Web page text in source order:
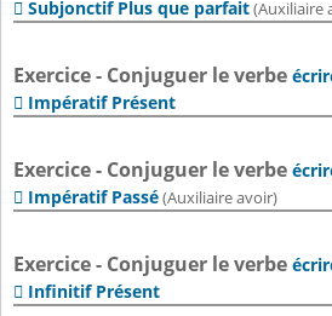
 Subjonctif Plus que parfait(Auxiliaire
Exercice - Conjuguer le verbe
 Impératif Présent
Exercice - Conjuguer le verbe
 Impératif Passé(Auxiliaire avoir)
Exercice - Conjuguer le verbe
 Infinitif Présent